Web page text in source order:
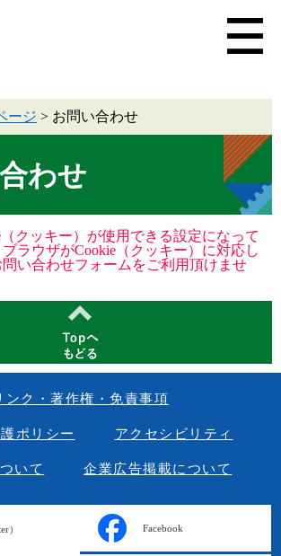
ージ > お問い合わせ
わせ
クッキー）が使用できる設定になって
ラウザがCookie（クッキー）に対応し
い合わせフォームをご利用頂けませ
ンク・著作権・免責事項
ポリシー アクセシビリティ
いて 企業広告掲載について
） Facebook